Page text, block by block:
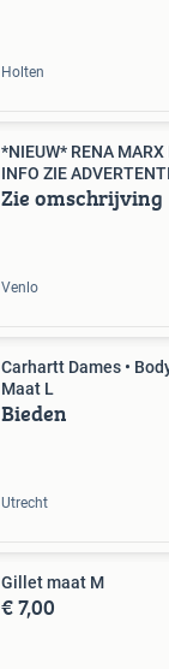
Holten
*NIEUW* RENA MARX
INFO ZIE
Zie omschrijving
Venlo
Carhartt Dames •
Maat L
Bieden
Utrecht
Gillet maat M
€ 7,00